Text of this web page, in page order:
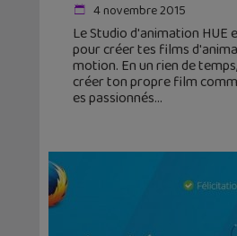
4 novembre 2015
Le Studio d'animation HUE
pour créer tes films
motion. En un rien de
créer ton propre film
es passionnés